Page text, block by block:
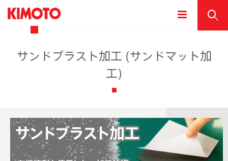
サンドブラスト加工 (サンドマット加
工)